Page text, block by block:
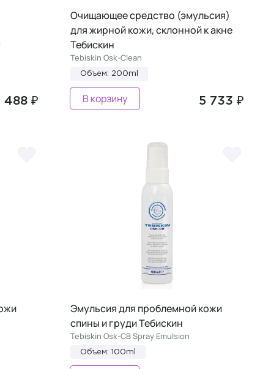
488 ₽
Очищающее средство (эмульсия)
для жирной кожи, склонной к акне
Тебискин
Tebiskin Osk-Clean
Объем: 200ml
5 733 ₽
В корзину
Эмульсия для проблемной кожи
спины и груди Тебискин
Tebiskin Osk-CB Spray Emulsion
Объем: 100ml